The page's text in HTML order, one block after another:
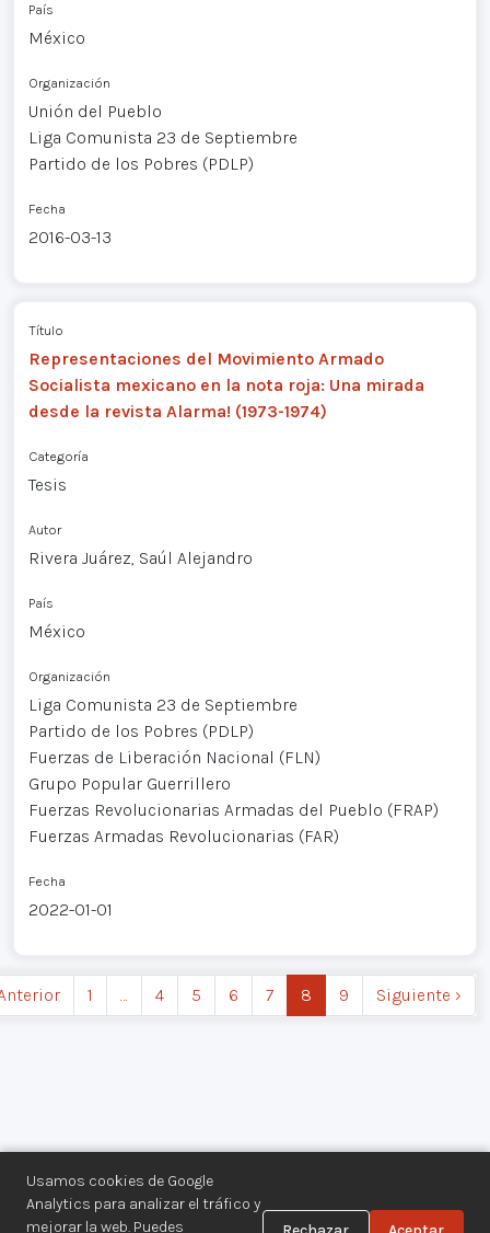
Usamos cookies de Google
Analytics para analizar el tráfico y
mejorar la web. Puedes
País
México
Organización
Unión del Pueblo
Liga Comunista 23 de Septiembre
Partido de los Pobres (PDLP)
Fecha
2016-03-13
Título
Representaciones del Movimiento Armado
Socialista mexicano en la nota roja: Una mirada
desde la revista Alarma! (1973-1974)
Categoría
Tesis
Autor
Rivera Juárez, Saúl Alejandro
País
México
Organización
Liga Comunista 23 de Septiembre
Partido de los Pobres (PDLP)
Fuerzas de Liberación Nacional (FLN)
Grupo Popular Guerrillero
Fuerzas Revolucionarias Armadas del Pueblo (FRAP)
Fuerzas Armadas Revolucionarias (FAR)
Fecha
2022-01-01
1 4 5 6 7 8 9 Siguiente ›